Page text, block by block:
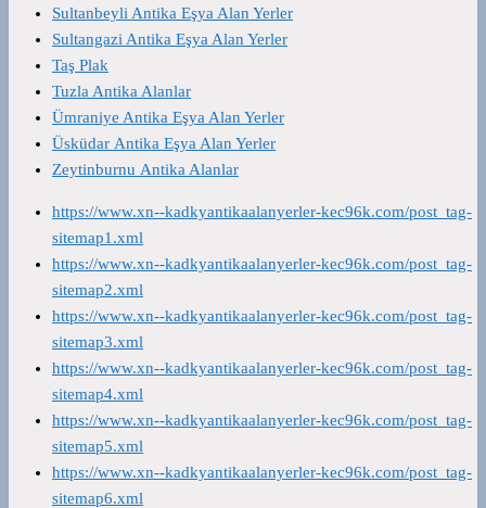
Sultanbeyli Antika Eşya Alan Yerler
Sultangazi Antika Eşya Alan Yerler
Taş Plak
Tuzla Antika Alanlar
Ümraniye Antika Eşya Alan Yerler
Üsküdar Antika Eşya Alan Yerler
Zeytinburnu Antika Alanlar
https://www.xn--kadkyantikaalanyerler-kec96k.com/post_tag-
sitemap1.xml
https://www.xn--kadkyantikaalanyerler-kec96k.com/post_tag-
sitemap2.xml
https://www.xn--kadkyantikaalanyerler-kec96k.com/post_tag-
sitemap3.xml
https://www.xn--kadkyantikaalanyerler-kec96k.com/post_tag-
sitemap4.xml
https://www.xn--kadkyantikaalanyerler-kec96k.com/post_tag-
sitemap5.xml
https://www.xn--kadkyantikaalanyerler-kec96k.com/post_tag-
sitemap6.xml